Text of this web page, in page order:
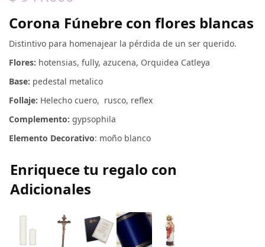
Corona Fúnebre con flores blancas
Distintivo para homenajear la pérdida de un ser querido.
Flores: hotensias, fully, azucena, Orquidea Catleya
Base: pedestal metalico
Follaje: Helecho cuero, rusco, reflex
Complemento:gypsophila
Elemento Decorativo: moño blanco
Enriquece tu regalo con
Adicionales